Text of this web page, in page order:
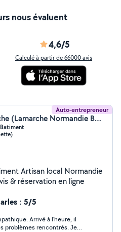
nous évaluent
4,6/5
Calculé à partir de 66000 avis
Auto-entrepreneur
Matheo Lamarche (Lamarche Normandie Bâtiment)
avantageux Devis & réservation en ligne
: 5/5
Arrivé à l’heure, il
rencontrés. Je